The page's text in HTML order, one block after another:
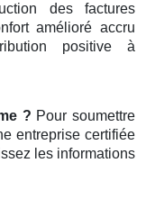
des factures
amélioré accru
positive à
? Pour soumettre
entreprise certifiée
les informations